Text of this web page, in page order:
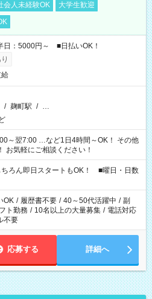
会人未経験OK
大学生歓迎
：5000円～ ■日払いOK！
/ 麹町駅 / …
翌7:00 …など1日4時間～OK！ その他
お気軽にご相談ください！
ろん即日スタートもOK！ ■曜日・日数
OK / 履歴書不要 / 40～50代活躍中 / 副
ト勤務 / 10名以上の大量募集 / 電話対応
不要
応募する 詳細へ